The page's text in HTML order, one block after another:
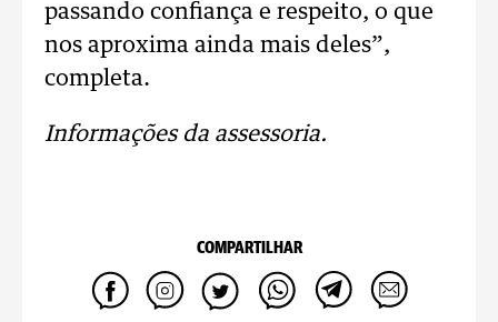
passando confiança e respeito, o que
nos aproxima ainda mais deles”,
completa.
Informações da assessoria.
COMPARTILHAR